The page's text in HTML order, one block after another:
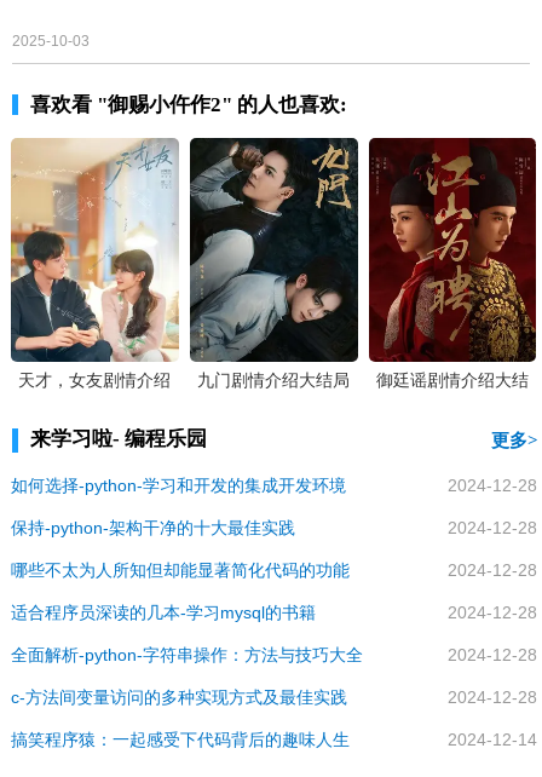
2025-10-03
喜欢看 "御赐小仵作2" 的人也喜欢:
天才，女友剧情介绍
九门剧情介绍大结局
御廷谣剧情介绍大结
来学习啦- 编程乐园 更多
2024-12-28
如何选择-python-学习和开发的集成开发环境
2024-12-28
保持-python-架构干净的十大最佳实践
2024-12-28
哪些不太为人所知但却能显著简化代码的功能
2024-12-28
适合程序员深读的几本-学习mysql的书籍
2024-12-28
全面解析-python-字符串操作：方法与技巧大全
2024-12-28
c-方法间变量访问的多种实现方式及最佳实践
2024-12-14
搞笑程序猿：一起感受下代码背后的趣味人生